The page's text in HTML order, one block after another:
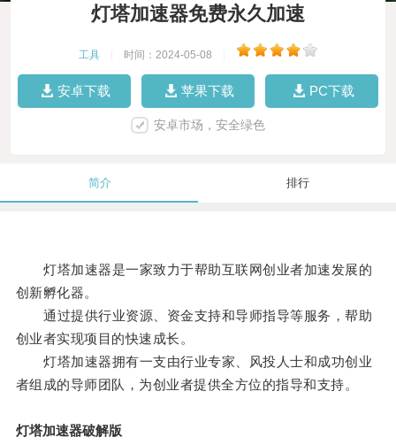
灯塔加速器免费永久加速
工具 时间：2024-05-08
安卓下载 苹果下载 PC下载
安卓市场，安全绿色
简介 排行
灯塔加速器是一家致力于帮助互联网创业者加速发展的
创新孵化器。
通过提供行业资源、资金支持和导师指导等服务，帮助
创业者实现项目的快速成长。
灯塔加速器拥有一支由行业专家、风投人士和成功创业
者组成的导师团队，为创业者提供全方位的指导和支持。
灯塔加速器破解版